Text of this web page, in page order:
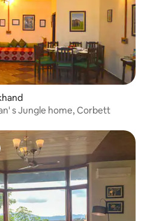
s Jungle home, Corbett